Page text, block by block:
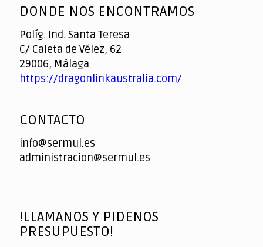
of
DONDE NOS ENCONTRAMOS
Políg. Ind. Santa Teresa
C/ Caleta de Vélez, 62
29006, Málaga
https://dragonlinkaustralia.com/
CONTACTO
info@sermul.es
administracion@sermul.es
!LLAMANOS Y PIDENOS
PRESUPUESTO!